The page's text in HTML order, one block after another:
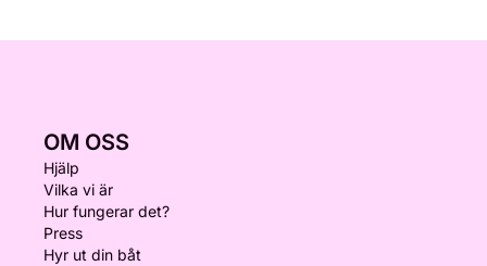
OM OSS
Hjälp
Vilka vi är
Hur fungerar det?
Press
Hyr ut din båt